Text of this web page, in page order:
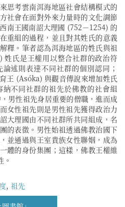
思考雲南洱海地區社會結構模式的
社會在面對外來力量時的文化調節
南王國南詔大理國 (752－1254) 的
重組的過程，並且對其姓氏的意義
釋。筆者認為洱海地區的姓氏與祖
氏是王權用以整合社群的政治符
述則表達不同社群的個別認同；
王 (Asóka) 與觀音傳說來增加姓氏
不同社群的祖先於佛教的社會組
男性祖先身居重要的僧職，進而成
女性祖先則是男性祖先獲得政治力
大理國由不同社群所共同組成，名
的表徵。男性始祖透過佛教治國下
並通過與王室貴族女性聯姻，成為
體的身份集團；這樣，佛教王權維
, 祖先